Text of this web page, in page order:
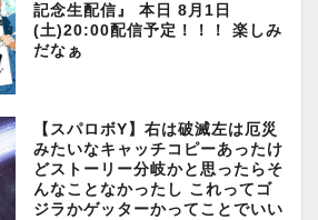
記念生配信』 本日 8月1日
(土)20:00配信予定！！！ 楽しみ
だなぁ
【スパロボY】右は破滅左は厄災
みたいなキャッチコピーあったけ
どストーリー分岐かと思ったらそ
んなことなかったし これってゴ
ジラかゲッターかってことでいい